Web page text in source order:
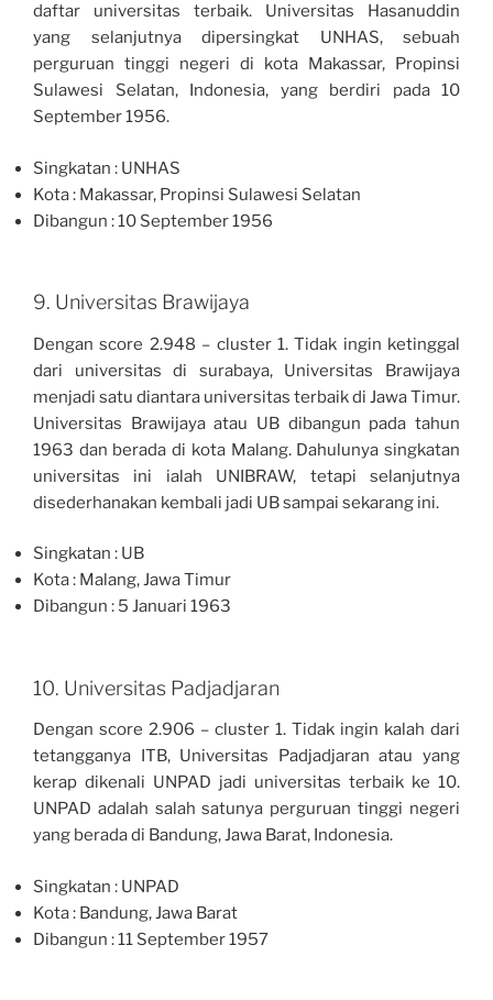
daftar universitas terbaik. Universitas Hasanuddin
yang selanjutnya dipersingkat UNHAS, sebuah
perguruan tinggi negeri di kota Makassar, Propinsi
Sulawesi Selatan, Indonesia, yang berdiri pada 10
September 1956.
Singkatan : UNHAS
Kota : Makassar, Propinsi Sulawesi Selatan
Dibangun : 10 September 1956
9. Universitas Brawijaya
Dengan score 2.948 – cluster 1. Tidak ingin ketinggal
dari universitas di surabaya, Universitas Brawijaya
menjadi satu diantara universitas terbaik di Jawa Timur.
Universitas Brawijaya atau UB dibangun pada tahun
1963 dan berada di kota Malang. Dahulunya singkatan
universitas ini ialah UNIBRAW, tetapi selanjutnya
disederhanakan kembali jadi UB sampai sekarang ini.
Singkatan : UB
Kota : Malang, Jawa Timur
Dibangun : 5 Januari 1963
10. Universitas Padjadjaran
Dengan score 2.906 – cluster 1. Tidak ingin kalah dari
tetangganya ITB, Universitas Padjadjaran atau yang
kerap dikenali UNPAD jadi universitas terbaik ke 10.
UNPAD adalah salah satunya perguruan tinggi negeri
yang berada di Bandung, Jawa Barat, Indonesia.
Singkatan : UNPAD
Kota : Bandung, Jawa Barat
Dibangun : 11 September 1957